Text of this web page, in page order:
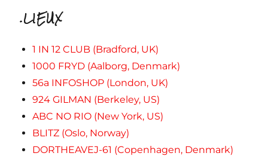
.LIEUX
1 IN 12 CLUB (Bradford, UK)
1000 FRYD (Aalborg, Denmark)
56a INFOSHOP (London, UK)
924 GILMAN (Berkeley, US)
ABC NO RIO (New York, US)
BLITZ (Oslo, Norway)
DORTHEAVEJ-61 (Copenhagen, Denmark)